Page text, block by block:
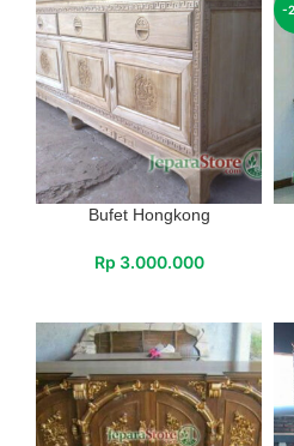
Bufet Hongkong
Rp 3.000.000
-